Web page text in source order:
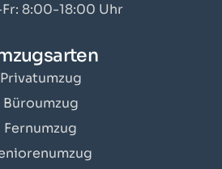
8:00-18:00 Uhr
Privatumzug
Büroumzug
Fernumzug